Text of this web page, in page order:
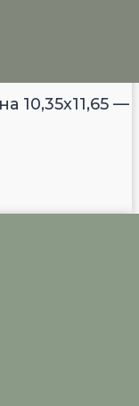
10,35х11,65 —